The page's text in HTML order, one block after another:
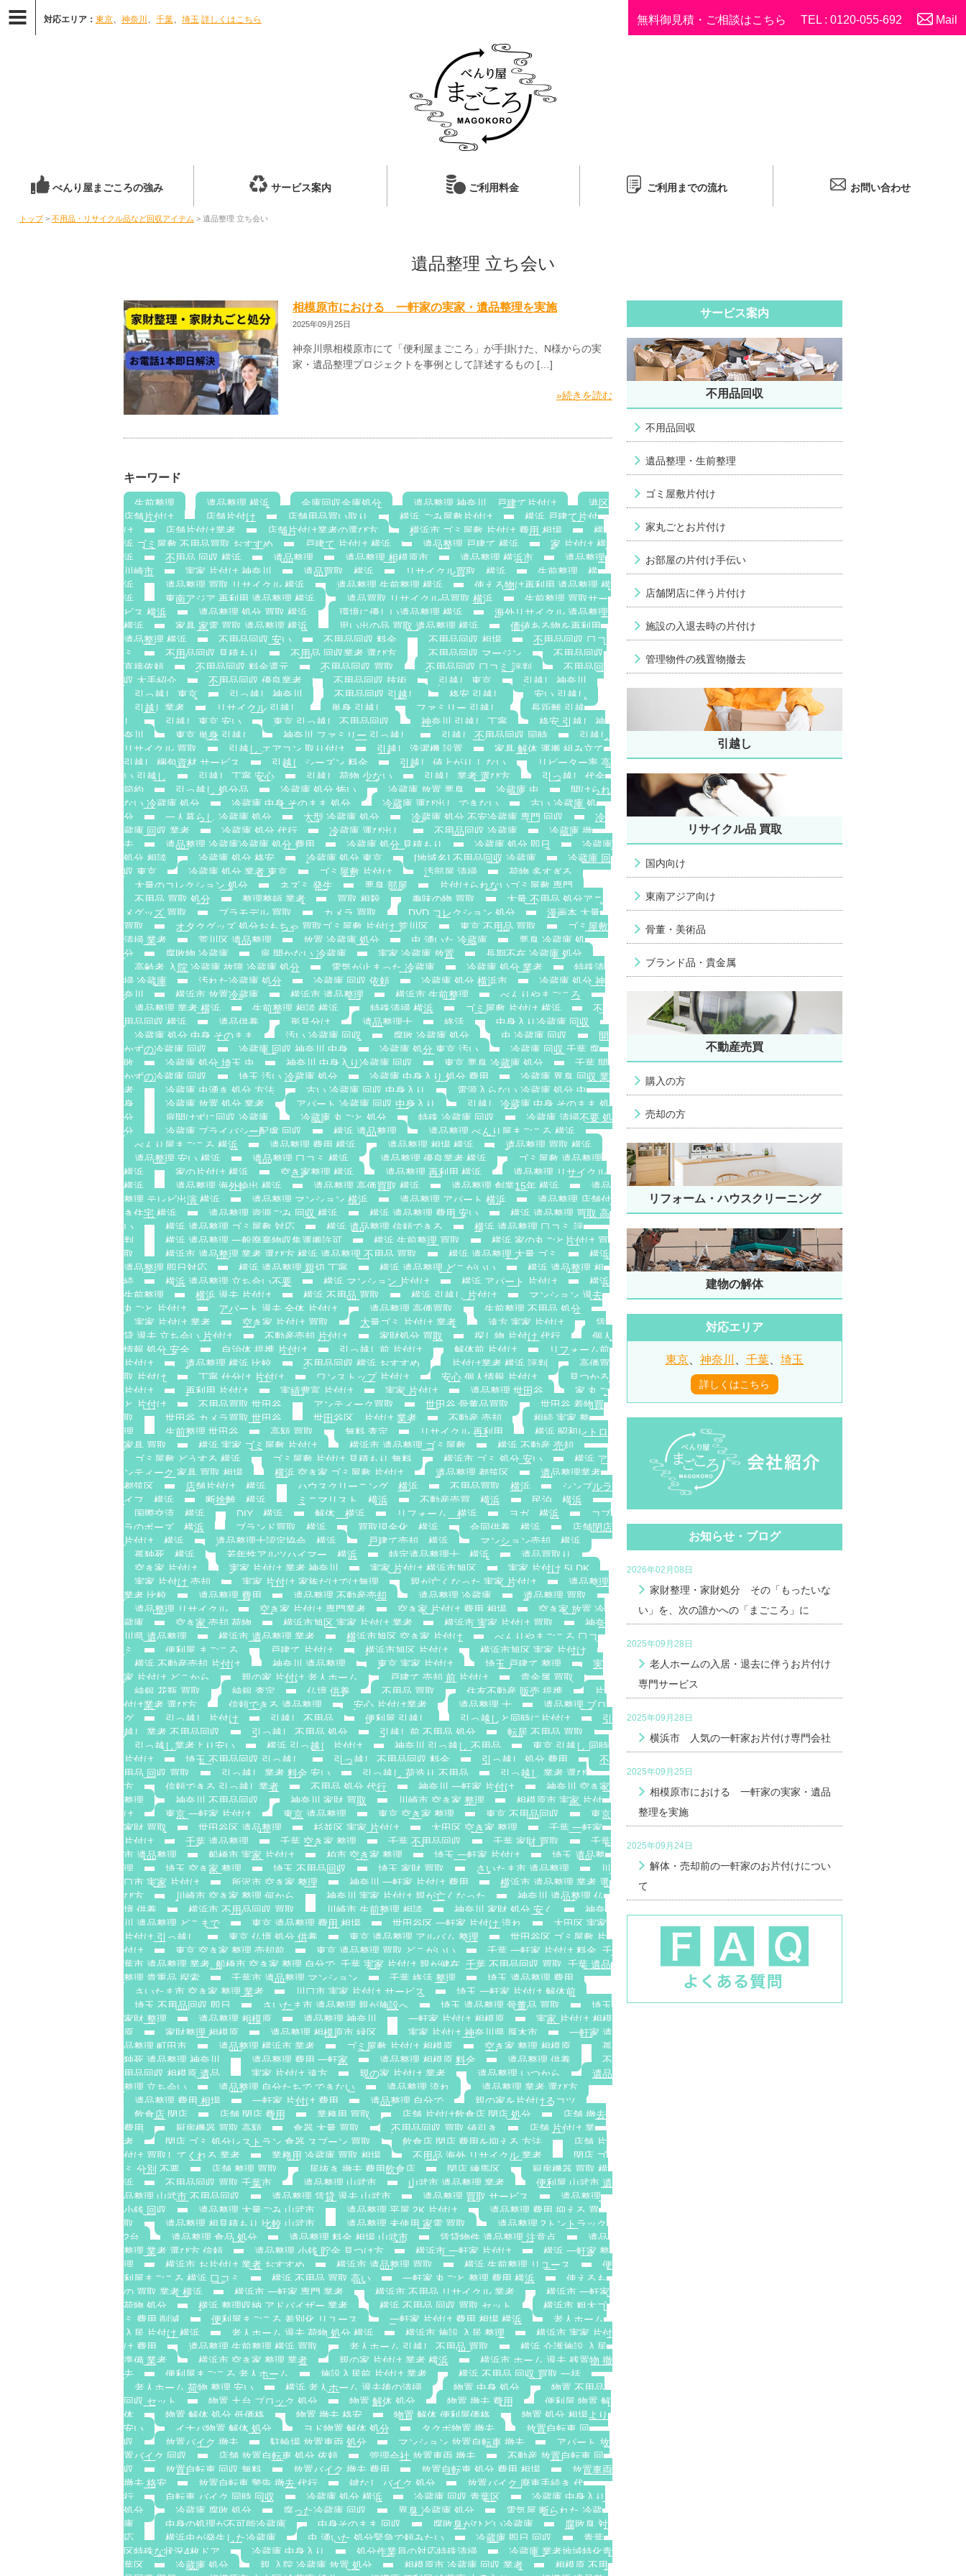
対応エリア： 東京、 神奈川 、 千葉、 埼玉 詳しくはこちら 無料御見積・ご相談はこちら TEL : 0120-055-692 Mail
べんり屋まごころの強み サービス案内 ご利用料金 ご利用までの流れ お問い合わせ
トップ> 不用品・リサイクル品など回収アイテム > 遺品整理 立ち会い
遺品整理 立ち会い
相模原市における 一軒家の実家・遺品整理を実施
2025年09月25日
神奈川県相模原市にて「便利屋まごころ」が手掛けた、N様からの実
家・遺品整理プロジェクトを事例として詳述するもの […]
»続きを読む
キーワード
生前整理 遺品整理 横浜 金庫回収金庫処分 遺品整理 神奈川，戸建て片付け
港区
店舗片付け
店舗片付け 店舗用品買い取り 横浜 ごみ屋敷片付け
横浜 戸建て片付
け
店舗片付け業者 店舗片付け業者の選び方 横浜市 ゴミ屋敷 片付け 費用 相場
横
浜 ゴミ屋敷 不用品買取 おすすめ
戸建て 片付け 横浜 遺品整理 戸建て 横浜
家 片付け 横
浜
不用品 回収 横浜 遺品整理 遺品整理 相模原市 遺品整理 横浜市
遺品整理
川崎市
実家 片付け 神奈川 遺品買取 横浜 リサイクル買取 横浜
生前整理 横
浜
遺品整理 買取 リサイクル 横浜 遺品整理 生前整理 横浜
使える物は再利用 遺品整理 横
浜
東南アジア 再利用 遺品整理 横浜 遺品買取 リサイクル品買取 横浜
生前整理 買取サー
ビス 横浜
遺品整理 処分 買取 横浜 環境に優しい遺品整理 横浜
海外リサイクル 遺品整理
横浜
家具 家電 買取 遺品整理 横浜 思い出の品 買取 遺品整理 横浜
価値ある物を再利用
遺品整理 横浜
不用品回収 安い 不用品回収 料金 不用品回収 相場
不用品回収 口コ
ミ
不用品回収 見積もり 不用品 回収業者 選び方 不用品回収 マージン
不用品回収
直接依頼
不用品回収 料金還元 不用品回収 買取 不用品回収 口コミ 評判
不用品回
収 大手紹介
不用品回収 優良業者 不用品回収 技術 引越し 東京
引越し 神奈川
引っ越し 東京
引っ越し 神奈川 不用品回収 引越し 格安 引越し
安い 引越し
引越し業者
リサイクル 引越し 単身 引越し ファミリー 引越し
長距離 引越
し
引越し 東京 安い 東京 引っ越し 不用品回収 神奈川 引越し 丁寧
格安 引越し 神
奈川
東京 単身 引越し 神奈川 ファミリー 引っ越し 引越し 不用品回収 同時
引越し
リサイクル 買取
引越し エアコン 取り付け 引越し 洗濯機 設置
家具 解体 運搬 組み立て
引越し 梱包資材 サービス
引越し シーズン 料金 引越し 値上がり しない
リピーター率 高
い 引越し
引越し 丁寧 安心 引越し 荷物 少ない 引越し 業者 選び方
引っ越し 代金
節約
引っ越し 処分品 冷蔵庫 処分 怖い 冷蔵庫 放置 悪臭 冷蔵庫 虫
開けられ
ない 冷蔵庫 処分
冷蔵庫 中身 そのまま 処分 冷蔵庫 運び出し できない
古い 冷蔵庫 処
分
一人暮らし 冷蔵庫 処分 大型 冷蔵庫 処分 冷蔵庫 処分 不安冷蔵庫 専門 回収
冷
蔵庫 回収 業者
冷蔵庫 処分 代行 冷蔵庫 運び出し 不用品回収 冷蔵庫
冷蔵庫 撤
去
遺品整理 冷蔵庫冷蔵庫 処分 費用 冷蔵庫 処分 見積もり 冷蔵庫 処分 即日
冷蔵庫
処分 相談
冷蔵庫 処分 格安 冷蔵庫 処分 東京 [地域名] 不用品回収 冷蔵庫
冷蔵庫 回
収 東京
冷蔵庫 処分 業者 東京 ゴミ屋敷 片付け 汚部屋 清掃
荷物 多すぎる
大量のコレクション 処分
ネズミ 発生 悪臭 部屋
片付けられないゴミ屋敷 専門
不用品 買取 処分
整理整頓 業者 買取 相殺 趣味の物 買取
大量 不用品 処分アニ
メグッズ 買取
プラモデル 買取 カメラ 買取 DVD コレクション 処分
漫画本 大量
買取
オタクグッズ 処分おもちゃ 買取ゴミ屋敷 片付け 荒川区 東京 不用品 買取
ゴミ屋敷
清掃 業者
荒川区 遺品整理 放置 冷蔵庫 処分 虫 湧いた 冷蔵庫
悪臭 冷蔵庫 処
分
腐敗物 冷蔵庫 扉 開かない 冷蔵庫 実家 冷蔵庫 放置
長期不在 冷蔵庫 処分
高齢者 入院 冷蔵庫 故障 冷蔵庫 処分
電気が止まった 冷蔵庫 冷蔵庫 処分 業者
特殊清
掃 冷蔵庫
汚れた冷蔵庫 処分 冷蔵庫 回収 依頼 冷蔵庫 処分 横浜市
冷蔵庫 処分 神
奈川
横浜市 放置冷蔵庫 横浜市 遺品整理 横浜市 生前整理
べんりやまごころ
遺品整理 業者 横浜
生前整理 相談 横浜 特殊清掃 横浜 ゴミ屋敷 片付け 横浜
不
用品回収 横浜
遺品供養 形見分け 遺品整理士 終活
中身入り冷蔵庫 回収
冷蔵庫 処分 中身 そのまま
汚い 冷蔵庫 回収 腐敗 冷蔵庫 処分 虫 冷蔵庫 回収
開
かずの冷蔵庫 回収
冷蔵庫 回収 神奈川 中身 冷蔵庫 処分 東京 汚い
冷蔵庫 回収 千葉 腐
敗
冷蔵庫 処分 埼玉 虫 神奈川 中身入り冷蔵庫 回収 東京 悪臭 冷蔵庫 処分
千葉 開
かずの冷蔵庫 回収
埼玉 汚い 冷蔵庫 処分 冷蔵庫 中身入り 処分 費用
冷蔵庫 異臭 回収 業
者
冷蔵庫 虫湧き 処分 方法 古い 冷蔵庫 回収 中身入り
電源入らない 冷蔵庫 処分 中
身
冷蔵庫 放置 処分 業者 アパート 冷蔵庫 回収 中身入り
引越し 冷蔵庫 中身 そのまま 処
分
扉開けずに回収 冷蔵庫 冷蔵庫 丸ごと 処分 特殊 冷蔵庫 回収
冷蔵庫 清掃不要 処
分
冷蔵庫 プライバシー配慮 回収 横浜 遺品整理
遺品整理 べんり屋まごころ 横浜
べんり屋まごころ 横浜
遺品整理 費用 横浜 遺品整理 相場 横浜
遺品整理 買取 横浜
遺品整理 安い 横浜
遺品整理 口コミ 横浜 遺品整理 優良業者 横浜
ゴミ屋敷 遺品整理
横浜
家の片付け 横浜 空き家整理 横浜 遺品整理 再利用 横浜
遺品整理 リサイクル
横浜
遺品整理 海外輸出 横浜 遺品整理 高価買取 横浜 遺品整理 創業15年 横浜
遺品
整理 テレビ出演 横浜
遺品整理 マンション 横浜 遺品整理 アパート 横浜
遺品整理 店舗付
き住宅 横浜
遺品整理 資源ごみ 回収 横浜 横浜 遺品整理 費用 安い
横浜 遺品整理 買取 高
い
横浜 遺品整理 ゴミ屋敷 対応 横浜 遺品整理 信頼できる
横浜 遺品整理 口コミ 評
判
横浜 遺品整理 一般廃棄物収集運搬許可 横浜 生前整理 買取
横浜 家の丸ごと片付け 買
取
横浜市 遺品整理 業者 選び方 横浜 遺品整理 不用品 買取 横浜 遺品整理 大量 ゴミ
横浜
遺品整理 即日対応
横浜 遺品整理 親切 丁寧 横浜 遺品整理 どこがいい
横浜 遺品整理 相
続
横浜 遺品整理 立ち合い不要 横浜 マンション 片付け 横浜 アパート 片付け
横浜
生前整理
横浜 退去 片付け 横浜 不用品 買取 横浜 引越し 片付け
マンション 退去
丸ごと 片付け
アパート 退去 全体 片付け 遺品整理 高価買取
生前整理 不用品 処分
実家 片付け 業者
空き家 片付け 買取 大量ゴミ 片付け 業者 遠方 実家 片付け
賃
貸 退去 立ち会い 片付け
不動産売却 片付け 家財処分 買取 探し物 片付け 代行
個人
情報 処分 安全
自治体 提携 片付け 引っ越し前 片付け 解体前 片付け
リフォーム前
片付け
遺品整理 横浜 比較 不用品回収 横浜 おすすめ 片付け業者 横浜 評判
高価買
取 片付け
丁寧 仕分け 片付け ワンストップ 片付け 安心 個人情報 片付け
見つかる
片付け
再利用 片付け 実績豊富 片付け 実家 片付け 遺品整理 世田谷
家 丸ご
と 片付け
不用品買取 世田谷 アンティーク買取 世田谷 骨董品買取
世田谷 着物買
取
世田谷 カメラ買取 世田谷 世田谷区 片付け 業者 不動産 売却
相続 実家 整
理
生前整理 世田谷 高額 買取 無料 査定 リサイクル 再利用
横浜 昭和レトロ
家具 買取
横浜 実家 ゴミ屋敷 片付け 横浜市 遺品整理 ゴミ屋敷
横浜 不動産 売却
ゴミ屋敷 どうする 横浜
ゴミ屋敷 片付け 見積もり 無料 横浜市 ゴミ 処分 安い
横浜 ア
ンティーク 家具 買取 相場
横浜 空き家 ゴミ屋敷 片付け 遺品整理 都筑区
遺品整理業者
都筑区
店舗片付け 横浜 ハウスクリーニング 横浜 不用品買取 横浜
シンプルラ
イフ 横浜
断捨離 横浜 ミニマリスト 横浜 不動産売買 横浜
民泊 横浜
国際交流 横浜
DIY 横浜 解体 横浜 リフォーム 横浜 ヨガ 横浜
コブ
ラのポーズ 横浜
ブランド買取 横浜 買取現金化 横浜 合同供養 横浜
店舗閉店
片付け 横浜
遺品整理士認定協会 横浜 戸建て売却 横浜
マンション売却 横浜
孤独死 横浜
若年性アルツハイマー 横浜 特定遺品整理士 横浜
遺品買取り
空き家 片付け
実家 片付け 業者 神奈川 実家 片付け 横浜市旭区
実家 片付け 5LDK
実家 片付け 売却
実家 片付け 家族だけでは無理 親が亡くなった 実家 片付け
遺品整理
業者 比較
遺品整理 費用 遺品整理 不動産売却 遺品整理 冷蔵庫
遺品整理 買取
遺品整理 リサイクル
空き家 片付け 専門業者 空き家 片付け 費用 相場
空き家 放置 冷
蔵庫
空き家 売却 荷物 横浜市旭区 実家 片付け 業者 横浜市 実家 片付け 買取
神奈
川県 遺品整理
横浜市 遺品整理 業者 横浜市旭区 空き家 片付け
べんりやまごころ 口コ
ミ
便利屋 まごころ 戸建て 片付け 横浜市旭区 片付け
横浜市旭区 実家 片付け
横浜 不動産売却 片付け
神奈川 遺品整理 東京 実家 片付け 埼玉 戸建て 整理
実
家 片付け どこから
親の家 片付け 老人ホーム 戸建て 売却 前 片付け
貴金属 買取
純銀 花瓶 買取
純銀 査定 仏壇 供養 不用品 買取 住友不動産 販売 提携
片
付け業者 選び方
信頼できる 遺品整理 安心 片付け業者 遺品整理 士
遺品整理 ブロ
グ
引っ越し 片付け 引越し 不用品 便利屋 引越し 引っ越しと同時に片付け
引
越し 業者 不用品回収
引っ越し 不用品 処分 引越し前 不用品 処分
転居 不用品 買取
引っ越し業者より安い
横浜 引っ越し 片付け 神奈川 引っ越し 不用品
東京 引越し 同時
片付け
埼玉 不用品回収 引っ越し 引っ越し 不用品回収 料金 引っ越し 処分 費用
不
用品 回収 買取
引っ越し 業者 料金 安い 引っ越し 荷造り 不用品
引っ越し 業者 選び
方
信頼できる 引っ越し業者 不用品 処分 代行 神奈川 一軒家 片付け
神奈川 空き家
整理
神奈川 不用品回収 神奈川 家財 買取 川崎市 空き家 整理
相模原市 実家 片付
け
東京 一軒家 片付け 東京 遺品整理 東京 空き家 整理 東京 不用品回収
東京
家財 買取
世田谷区 遺品整理 杉並区 実家 片付け 大田区 空き家 整理
千葉 一軒家
片付け
千葉 遺品整理 千葉 空き家 整理 千葉 不用品回収 千葉 家財 買取
千葉
市 遺品整理
船橋市 実家 片付け 柏市 空き家 整理 埼玉 一軒家 片付け
埼玉 遺品整
理
埼玉 空き家 整理 埼玉 不用品回収 埼玉 家財 買取 さいたま市 遺品整理
川
口市 実家 片付け
所沢市 空き家 整理 神奈川 一軒家 片付け 費用
横浜市 遺品整理 業者 選
び方
川崎市 空き家 整理 何から 神奈川 実家 片付け 親が亡くなった
神奈川 遺品整理 仏
壇 供養
横浜市 不用品回収 買取 川崎市 生前整理 相談 神奈川 家財 処分 安く
神奈
川 遺品整理 どこまで
東京 遺品整理 費用 相場 世田谷区 一軒家 片付け 流れ
大田区 実家
片付け 引っ越し
東京 仏壇 処分 供養 東京 遺品整理 アルバム 整理
世田谷区 ゴミ屋敷 片
付け
東京 空き家 整理 売却前 東京 遺品整理 買取 どこがいい
千葉 一軒家 片付け 料金. 千
葉市 遺品整理 業者. 船橋市 空き家 整理 自分で. 千葉 実家 片付け 親が健在. 千葉 不用品回収 買取. 千葉 遺品
整理 貴重品 探索
千葉市 遺品整理 マンション 千葉 終活 整理
埼玉 遺品整理 費用
さいたま市 空き家 整理 業者
川口市 実家 片付け サービス
埼玉 一軒家 片付け 解体前
埼玉 不用品回収 即日
さいたま市 遺品整理 親が施設へ 埼玉 遺品整理 骨董品 買取
埼玉
家財 整理
遺品整理 相模原 遺品整理 神奈川 一軒家 片付け 相模原
実家 片付け 相模
原
家財整理 相模原 遺品整理 相模原市 緑区 実家 片付け 神奈川県 厚木市
一軒家 遺
品整理 町田市
遺品整理 横浜市 業者 ゴミ屋敷 片付け 相模原 空き家 整理 相模原
孤
独死 遺品整理 神奈川
遺品整理 費用 一軒家 遺品整理 相模原 料金 遺品整理 供養
不
用品回収 相模原 遺品
実家 片付け 遠方 親の家 片付け 業者 遺品整理 いつから
遺品
整理 立ち会い
遺品整理 自分たちで できない 遺品整理 流れ
遺品整理 業者 選び方
遺品整理 費用 相場
一軒家 片付け 費用 遺品整理 自分で
親の家を片付けるコツ
飲食店 閉店
店舗 閉店 費用 業務用 買取 店舗 片付け飲食店 閉店 処分
店舗 撤去
費用
厨房機器 買取 高額 食器 大量 買取 不用品回収 買取 値引き
店舗 片付け 業
者
閉店 ゴミ 処分レストラン 食器 スプーン 買取 飲食店 閉店 費用を抑える 方法
店舗 片
付け 買取してくれる 業者
業務用 冷蔵庫 買取 相場 不用品 海外 リサイクル 業者
閉店 ゴ
ミ 分別 不要
店舗 整理 買取 居抜き 撤去 費用飲食店 閉店 練馬区
厨房機器 買取 横
浜
不用品回収 買取 千葉市 遺品整理 山武市 山武市 遺品整理 業者
便利屋 山武市 遺
品整理 山武市 不用品回収
遺品整理 賃貸 退去 山武市 遺品整理 買取 サービス
遺品整理
小銭 回収
遺品整理 大量ごみ 山武市 遺品整理 平屋 2K 片付け
遺品整理 費用 抑える 買
取
遺品整理 相見積もり 比較 山武市 遺品整理 未使用 家電 買取
遺品整理 2トントラック
2台
遺品整理 食品 処分 遺品整理 料金 相場 山武市 賃貸物件 遺品整理 注意点
遺品
整理 業者 選び方 信頼
遺品整理 小銭 貯金 見つけ方 横浜市 一軒家 片付け
横浜 一軒家 整
理
横浜市 お片付け 業者 おすすめ 横浜市 遺品整理 買取 横浜 生前整理 リユース
便
利屋まごころ 横浜 口コミ
横浜 不用品 買取 高い 一軒家 丸ごと 整理 費用 横浜
使えるも
の 買取 業者 横浜
横浜市 一軒家 専門 業者 横浜市 不用品 リサイクル 業者
横浜市 一軒家
荷物 処分
横浜 整理収納 アドバイザー 業者 横浜 不用品 回収 買取 セット
横浜市 粗大ゴ
ミ 費用 削減
便利屋まごころ 差別化 リユース 一軒家 片付け 費用 相場 横浜
老人ホーム
入居 片付け 横浜
老人ホーム 退去 荷物 処分 横浜 横浜市 施設 入居 整理
横浜市 実家 片付
け 費用
遺品整理 生前整理 横浜 買取 老人ホーム 引越し 不用品 買取
横浜 介護施設 入居
準備 業者
横浜市 空き家 整理 業者 親の家 片付け 業者 横浜
横浜市 ホーム 退去 残置物 撤
去
便利屋まごころ 老人ホーム 施設入居前 片付け 業者
横浜 不用品 回収 買取 一括
老人ホーム 荷物 整理 安い
横浜 老人ホーム 退去後の清掃 物置 中身 処分
物置 不用品
回収 セット
物置 土台 ブロック 処分 物置 解体 処分 物置 撤去 費用
便利屋 物置 解
体
物置 解体 処分 低価格 物置 撤去 格安 物置 解体 便利屋価格
物置 処分 相場より
安い
イナバ物置 解体 処分 ヨド物置 解体 処分 タクボ物置 撤去
放置自転車 回
収
放置バイク 撤去 駐輪場 放置車両 処分 マンション 放置自転車 撤去
アパート 放
置バイク 回収
店舗 放置自転車 処分 依頼 管理会社 放置車両 撤去
不動産 放置自転車 回
収
放置自転車 回収 無料 放置バイク 撤去 費用 放置自転車 処分 費用 相場
放置車両
撤去 格安
放置自転車 警告 撤去 代行 鍵なし バイク 処分
放置バイク 廃車手続き 代
行
自転車 バイク 同時 回収 冷蔵庫 処分 横浜 冷蔵庫 回収 青葉区
冷蔵庫 中身入り
処分
冷蔵庫 腐敗 処分 腐った冷蔵庫 回収 異臭 冷蔵庫 処分
電気屋 断られた 冷蔵
庫
中身の処理が不可能冷蔵庫 中身そのまま 回収 腐敗臭がひどい冷蔵庫
腐敗臭 対
応
横浜虫が発生した冷蔵庫 虫 湧いた 処分緊急で頼みたい 冷蔵庫 即日 回収
青葉
区特殊な状況4枚ドア
冷蔵庫 中身入り 処分作業員の対応特殊清掃
冷蔵庫 業者地域特化青
葉区
冷蔵庫 処分 親 入院 冷蔵庫 放置 処分 相模原市 冷蔵庫 回収 業者
相模原 不用
サービス案内
不用品回収
不用品回収
遺品整理・生前整理
ゴミ屋敷片付け
家丸ごとお片付け
お部屋の片付け手伝い
店舗閉店に伴う片付け
施設の入退去時の片付け
管理物件の残置物撤去
引越し
リサイクル品 買取
国内向け
東南アジア向け
骨董・美術品
ブランド品・貴金属
不動産売買
購入の方
売却の方
リフォーム・ハウスクリーニング
建物の解体
対応エリア
東京 神奈川 千葉 埼玉
詳しくはこちら
お知らせ・ブログ
2026年02月08日
家財整理・家財処分 その「もったいな
い」を、次の誰かへの「まごころ」に
2025年09月28日
老人ホームの入居・退去に伴うお片付け
専門サービス
2025年09月28日
横浜市 人気の一軒家お片付け専門会社
2025年09月25日
相模原市における 一軒家の実家・遺品
整理を実施
2025年09月24日
解体・売却前の一軒家のお片付けについ
て